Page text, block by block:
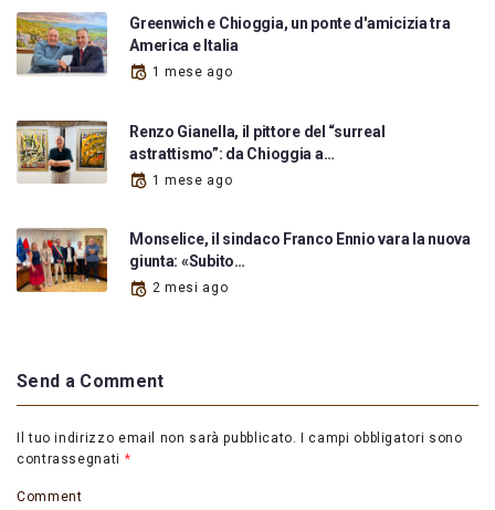
Greenwich e Chioggia, un ponte d'amicizia tra
America e Italia
1 mese ago
Renzo Gianella, il pittore del “surreal
astrattismo”: da Chioggia a…
1 mese ago
Monselice, il sindaco Franco Ennio vara la nuova
giunta: «Subito…
2 mesi ago
Send a Comment
Il tuo indirizzo email non sarà pubblicato.
I campi obbligatori sono
contrassegnati *
Comment